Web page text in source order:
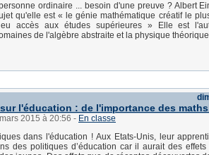
ordinaire ... besoin d'une preuve ? Albert
qu'elle est « le génie mathématique créatif le
accès aux études supérieures » Elle est
de l'algèbre abstraite et la physique
l'éducation : de l'importance des
2015 à 20:56 - En classe
dans l'éducation ! Aux Etats-Unis, leur
des politiques d’éducation car il aurait des